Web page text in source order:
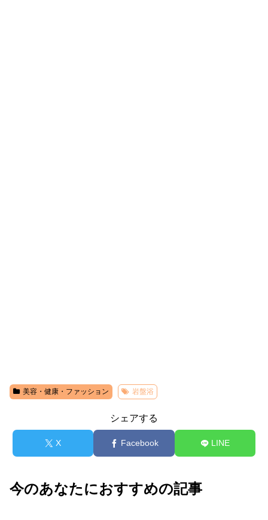
美容・健康・ファッション 岩盤浴
シェアする
X Facebook LINE
今のあなたにおすすめの記事